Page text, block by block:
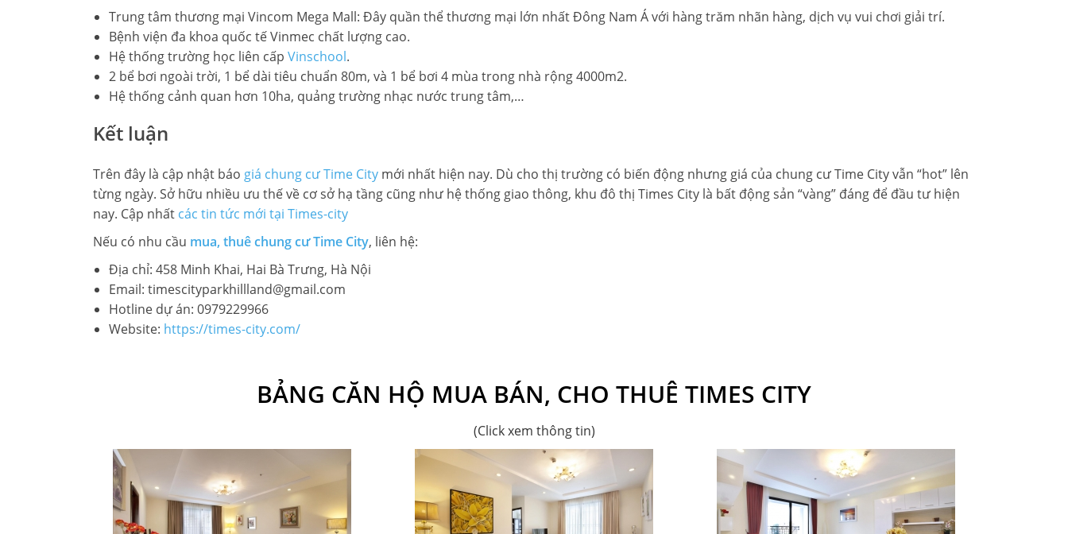
Trung tâm thương mại Vincom Mega Mall: Đây quần thể thương mại lớn nhất Đông Nam Á với hàng trăm nhãn hàng, dịch vụ vui chơi giải trí.
Bệnh viện đa khoa quốc tế Vinmec chất lượng cao.
Hệ thống trường học liên cấp Vinschool.
2 bể bơi ngoài trời, 1 bể dài tiêu chuẩn 80m, và 1 bể bơi 4 mùa trong nhà rộng 4000m2.
Hệ thống cảnh quan hơn 10ha, quảng trường nhạc nước trung tâm,…
Kết luận
Trên đây là cập nhật báo giá chung cư Time City mới nhất hiện nay. Dù cho thị trường có biến động nhưng giá của chung cư Time City vẫn “hot” lên
từng ngày. Sở hữu nhiều ưu thế về cơ sở hạ tầng cũng như hệ thống giao thông, khu đô thị Times City là bất động sản “vàng” đáng để đầu tư hiện
nay. Cập nhất các tin tức mới tại Times-city
Nếu có nhu cầu mua, thuê chung cư Time City, liên hệ:
Địa chỉ: 458 Minh Khai, Hai Bà Trưng, Hà Nội
Email: timescityparkhillland@gmail.com
Hotline dự án: 0979229966
Website: https://times-city.com/
BẢNG CĂN HỘ MUA BÁN, CHO THUÊ TIMES CITY
(Click xem thông tin)